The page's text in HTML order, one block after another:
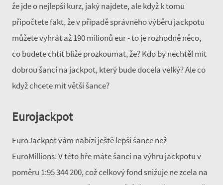
že jde o nejlepší kurz, jaký najdete, ale když k tomu
připočtete fakt, že v případě správného výběru jackpotu
můžete vyhrát až 190 milionů eur - to je rozhodně něco,
co budete chtít blíže prozkoumat, že? Kdo by nechtěl mít
dobrou šanci na jackpot, který bude docela velký? Ale co
když chcete mít větší šance?
Eurojackpot
EuroJackpot vám nabízí ještě lepší šance než
EuroMillions. V této hře máte šanci na výhru jackpotu v
poměru 1:95 344 200, což celkový fond snižuje ne zcela na